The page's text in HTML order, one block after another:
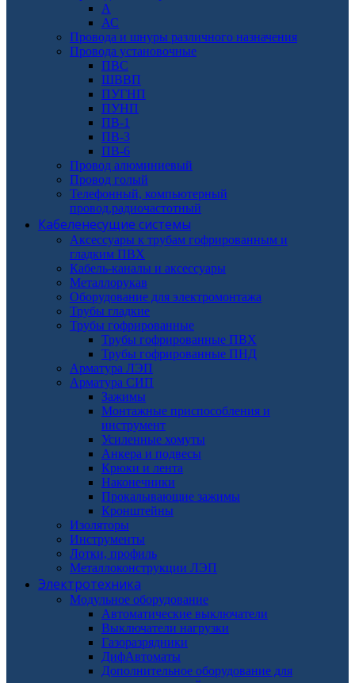
А
АС
Провода и шнуры различного назначения
Провода установочные
ПВС
ШВВП
ПУГНП
ПУНП
ПВ-1
ПВ-3
ПВ-6
Провод алюминиевый
Провод голый
Телефонный, компьютерный
провод,радиочастотный
Кабеленесущие системы
Аксессуары к трубам гофрированным и
гладким ПВХ
Кабель-каналы и аксессуары
Металлорукав
Оборудование для электромонтажа
Трубы гладкие
Трубы гофрированные
Трубы гофрированные ПВХ
Трубы гофрированные ПНД
Арматура ЛЭП
Арматура СИП
Зажимы
Монтажные приспособления и
инструмент
Усиленные хомуты
Анкера и подвесы
Крюки и лента
Наконечники
Прокалывающие зажимы
Кронштейны
Изоляторы
Инструменты
Лотки, профиль
Металлоконструкции ЛЭП
Электротехника
Модульное оборудование
Автоматические выключатели
Выключатели нагрузки
Газоразрядники
ДифАвтоматы
Дополнительное оборудование для